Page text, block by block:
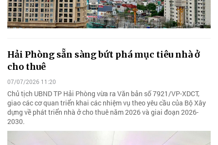
Hải Phòng sẵn sàng bứt phá mục tiêu nhà ở
cho thuê
07/07/2026 11:20
Chủ tịch UBND TP Hải Phòng vừa ra Văn bản số 7921/VP-XDCT,
giao các cơ quan triển khai các nhiệm vụ theo yêu cầu của Bộ Xây
dựng về phát triển nhà ở cho thuê năm 2026 và giai đoạn 2026-
2030.